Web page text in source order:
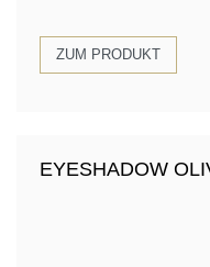
ZUM PRODUKT
EYESHADOW